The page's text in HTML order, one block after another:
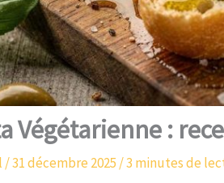
Végétarienne :
/31 décembre 2025 /3 minutes de